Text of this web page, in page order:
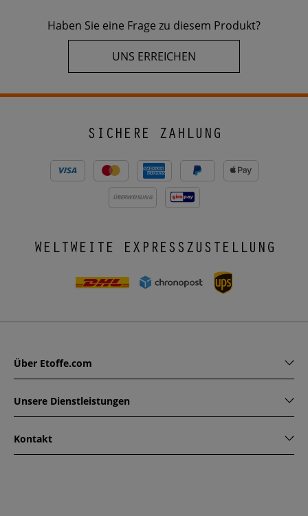
Haben Sie eine Frage zu diesem Produkt?
UNS ERREICHEN
SICHERE ZAHLUNG
ÜBERWEISUNG
WELTWEITE EXPRESSZUSTELLUNG
Über Etoffe.com
Unsere Dienstleistungen
Kontakt